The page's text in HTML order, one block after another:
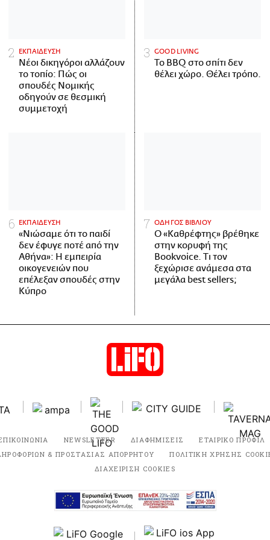
ΕΚΠΑΙΔΕΥΣΗ
Νέοι δικηγόροι αλλάζουν
το τοπίο: Πώς οι
σπουδές Νομικής
οδηγούν σε θεσμική
συμμετοχή
GOOD LIVING
Το BBQ στο σπίτι δεν
θέλει χώρο. Θέλει τρόπο.
ΕΚΠΑΙΔΕΥΣΗ
«Νιώσαμε ότι το παιδί
δεν έφυγε ποτέ από την
Αθήνα»: Η εμπειρία
οικογενειών που
επέλεξαν σπουδές στην
Κύπρο
ΟΔΗΓΟΣ ΒΙΒΛΙΟΥ
Ο «Καθρέφτης» βρέθηκε
στην κορυφή της
Bookvoice. Τι τον
ξεχώρισε ανάμεσα στα
μεγάλα best sellers;
NEWSLETTER ΔΙΑΦΗΜΙΣΕΙΣ
ΕΤΑΙΡΙΚΟ ΠΡΟΦΙΛ
& ΠΡΟΣΤΑΣΙΑΣ ΑΠΟΡΡΗΤΟΥ
ΠΟΛΙΤΙΚΗ ΧΡΗΣΗΣ
ΔΙΑΧΕΙΡΙΣΗ COOKIES